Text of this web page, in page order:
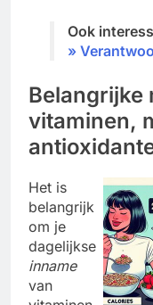
Ook
»
Belangrijke
vitaminen,
Het is
belangrijk
om je
dagelijkse
inname
van